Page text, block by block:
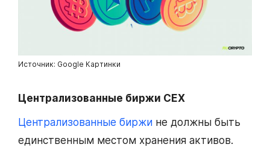
Источник: Google Картинки
Централизованные биржи CEX
Централизованные биржи не должны быть
единственным местом хранения активов.